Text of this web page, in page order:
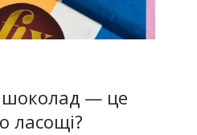
шоколад — це
ласощі?